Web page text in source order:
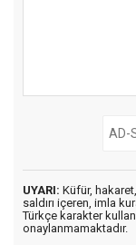
UYARI: Küfür,
saldırı içeren, imla
Türkçe karakter
onaylanmamaktadır.